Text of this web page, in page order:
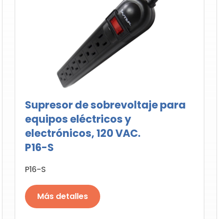
Supresor de sobrevoltaje para
equipos eléctricos y
electrónicos, 120 VAC.
P16-S
P16-S
Más detalles